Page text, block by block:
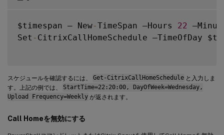
$timespan – New-TimeSpan –Hours 22
Set - CitrixCallHomeSchedule –TimeOfDay
スケジュールを確認するには、 Get-CitrixCallHomeSchedule と入力しま
す。上記の例では、
StartTime=22:20:00, DayOfWeek=Wednesday,
Upload Frequency=Weekly が返されます。
Call Homeを無効にする